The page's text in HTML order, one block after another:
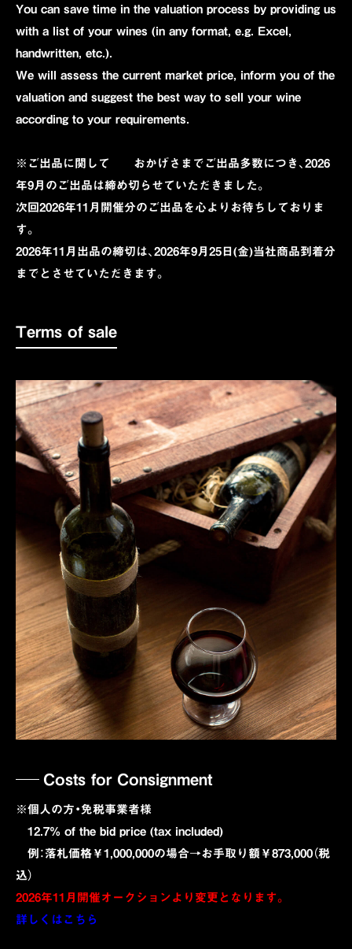
You can save time in the valuation process by providing us
with a list of your wines (in any format, e.g. Excel,
handwritten, etc.).
We will assess the current market price, inform you of the
valuation and suggest the best way to sell your wine
according to your requirements.
※ご出品に関して おかげさまでご出品多数につき、2026
年9月のご出品は締め切らせていただきました。
次回2026年11月開催分のご出品を心よりお待ちしておりま
す。
2026年11月出品の締切は、2026年9月25日(金)当社商品到着分
までとさせていただきます。
Terms of sale
Costs for Consignment
※個人の方・免税事業者様
12.7% of the bid price (tax included)
例：落札価格￥1,000,000の場合→お手取り額￥873,000（税
込）
2026年11月開催オークションより変更となります。
詳しくはこちら